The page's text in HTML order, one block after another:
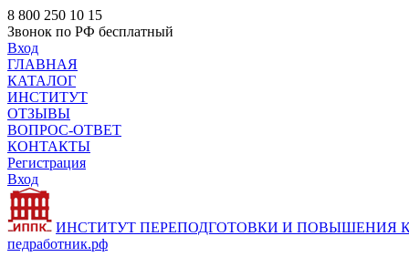
8 800 250 10 15
Звонок по РФ бесплатный
Вход
ГЛАВНАЯ
КАТАЛОГ
ИНСТИТУТ
ОТЗЫВЫ
ВОПРОС-ОТВЕТ
КОНТАКТЫ
Регистрация
Вход
ИНСТИТУТ ПЕРЕПОДГОТОВКИ И ПОВЫШЕНИЯ
педработник.рф